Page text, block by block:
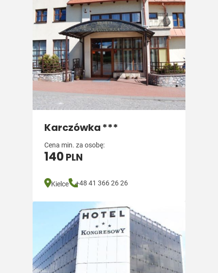
Karczówka ***
Cena min. za osobę:
140PLN
Kielce +48 41 366 26 26